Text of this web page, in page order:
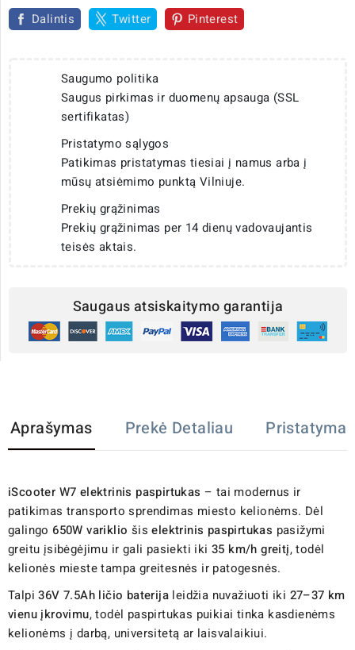
Dalintis Twitter Pinterest
Saugumo politika
Saugus pirkimas ir duomenų apsauga (SSL
sertifikatas)
Pristatymo sąlygos
Patikimas pristatymas tiesiai į namus arba į
mūsų atsiėmimo punktą Vilniuje.
Prekių grąžinimas
Prekių grąžinimas per 14 dienų vadovaujantis
teisės aktais.
Saugaus atsiskaitymo garantija
Aprašymas Prekė Detaliau Pristatymas
iScooter W7 elektrinis paspirtukas – tai modernus ir
patikimas transporto sprendimas miesto kelionėms. Dėl
galingo 650W variklio šiselektrinis paspirtukas pasižymi
greitu įsibėgėjimu ir gali pasiekti iki 35 km/h greitį, todėl
kelionės mieste tampa greitesnės ir patogesnės.
Talpi36V 7.5Ah ličio baterija leidžia nuvažiuoti iki 27–37 km
vienu įkrovimu, todėl paspirtukas puikiai tinka kasdienėms
kelionėms į darbą, universitetą ar laisvalaikiui.